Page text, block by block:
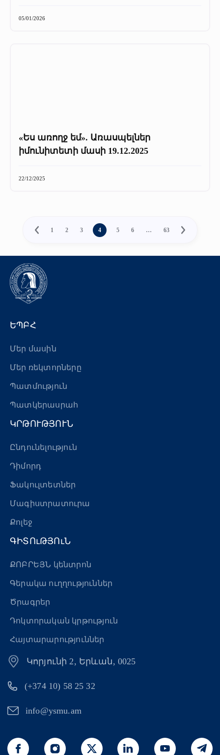
05/01/2026
«Ես առողջ եմ». Առասպելներ
իմունիտետի մասի 19.12.2025
22/12/2025
1 2 3 4 5 6 … 63
ԵՊԲՀ
Մեր մասին
Մեր ռեկտորները
Պատմություն
Պատկերասրահ
ԿՐԹՈՒԹՅՈՒՆ
Ընդունելություն
Դիմորդ
Ֆակուլտետներ
Մագիստրատուրա
Քոլեջ
ԳԻՏՈւԹՅՈւՆ
ՔՈԲՐԵՅՆ կենտրոն
Գերակա ուղղություններ
Ծրագրեր
Դոկտորական կրթություն
Հայտարարություններ
Կորյունի 2, Երևան, 0025
(+374 10) 58 25 32
info@ysmu.am